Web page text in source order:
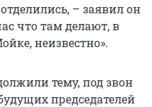
– заявил он
что там делают, в
неизвестно».
тему, под звон
председателей